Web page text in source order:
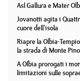
Asl Gallura e Mater
Jovanotti agita i
cuore dell'isola
Riapre la Olbia-
la strada di Monte Pino
A Olbia prorogati i
limitazioni sulle